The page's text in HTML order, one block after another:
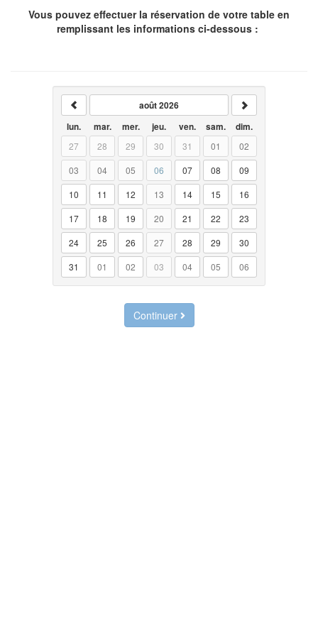
Vous pouvez effectuer la réservation de votre table en
remplissant les informations ci-dessous :
août 2026
lun. mar. mer. jeu. ven. sam.
dim.
27
28 29 30 31 01
02
03
04 05 06 07 08
09
10
11 12 13 14 15
16
17
18 19 20 21 22
23
24
25 26 27 28 29
30
31
01 02 03 04 05 06
Continuer